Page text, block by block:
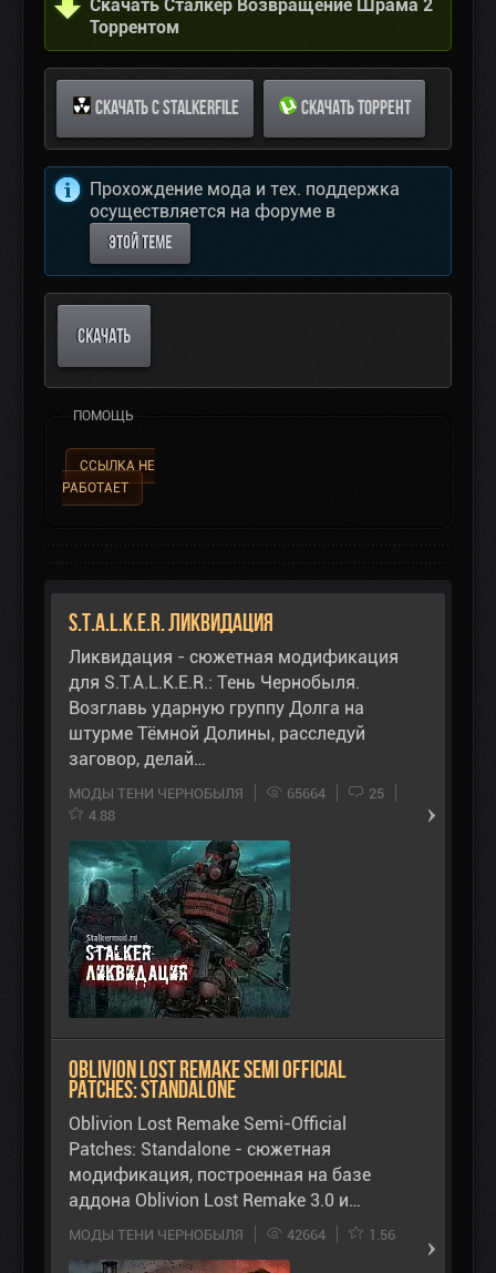
Скачать Сталкер Возвращение Шрама 2
Торрентом
СКАЧАТЬ С STALKERFILE СКАЧАТЬ ТОРРЕНТ
Прохождение мода и тех. поддержка
осуществляется на форуме в
ЭТОЙ ТЕМЕ
СКАЧАТЬ
ПОМОЩЬ
ССЫЛКА НЕ
РАБОТАЕТ
S.T.A.L.K.E.R. Ликвидация
Ликвидация - сюжетная модификация
для S.T.A.L.K.E.R.: Тень Чернобыля.
Возглавь ударную группу Долга на
штурме Тёмной Долины, расследуй
заговор, делай…
МОДЫ ТЕНИ ЧЕРНОБЫЛЯ 65664
25
4.88
Oblivion Lost Remake Semi Official
Patches: Standalone
Oblivion Lost Remake Semi-Official
Patches: Standalone - сюжетная
модификация, построенная на базе
аддона Oblivion Lost Remake 3.0 и…
МОДЫ ТЕНИ ЧЕРНОБЫЛЯ 42664 1.56